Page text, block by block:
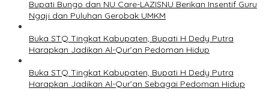
Bupati Bungo dan NU Care-LAZISNU Berikan Insentif Guru
Ngaji dan Puluhan Gerobak UMKM
Buka STQ Tingkat Kabupaten, Bupati H Dedy Putra
Harapkan Jadikan Al-Qur’an Pedoman Hidup
Buka STQ Tingkat Kabupaten, Bupati H Dedy Putra
Harapkan Jadikan Al-Qur’an Sebagai Pedoman Hidup